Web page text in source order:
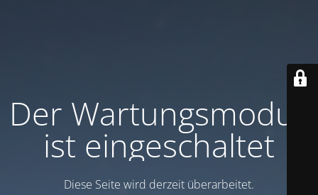
Der Wartungsmodus
ist eingeschaltet
Diese Seite wird derzeit überarbeitet.